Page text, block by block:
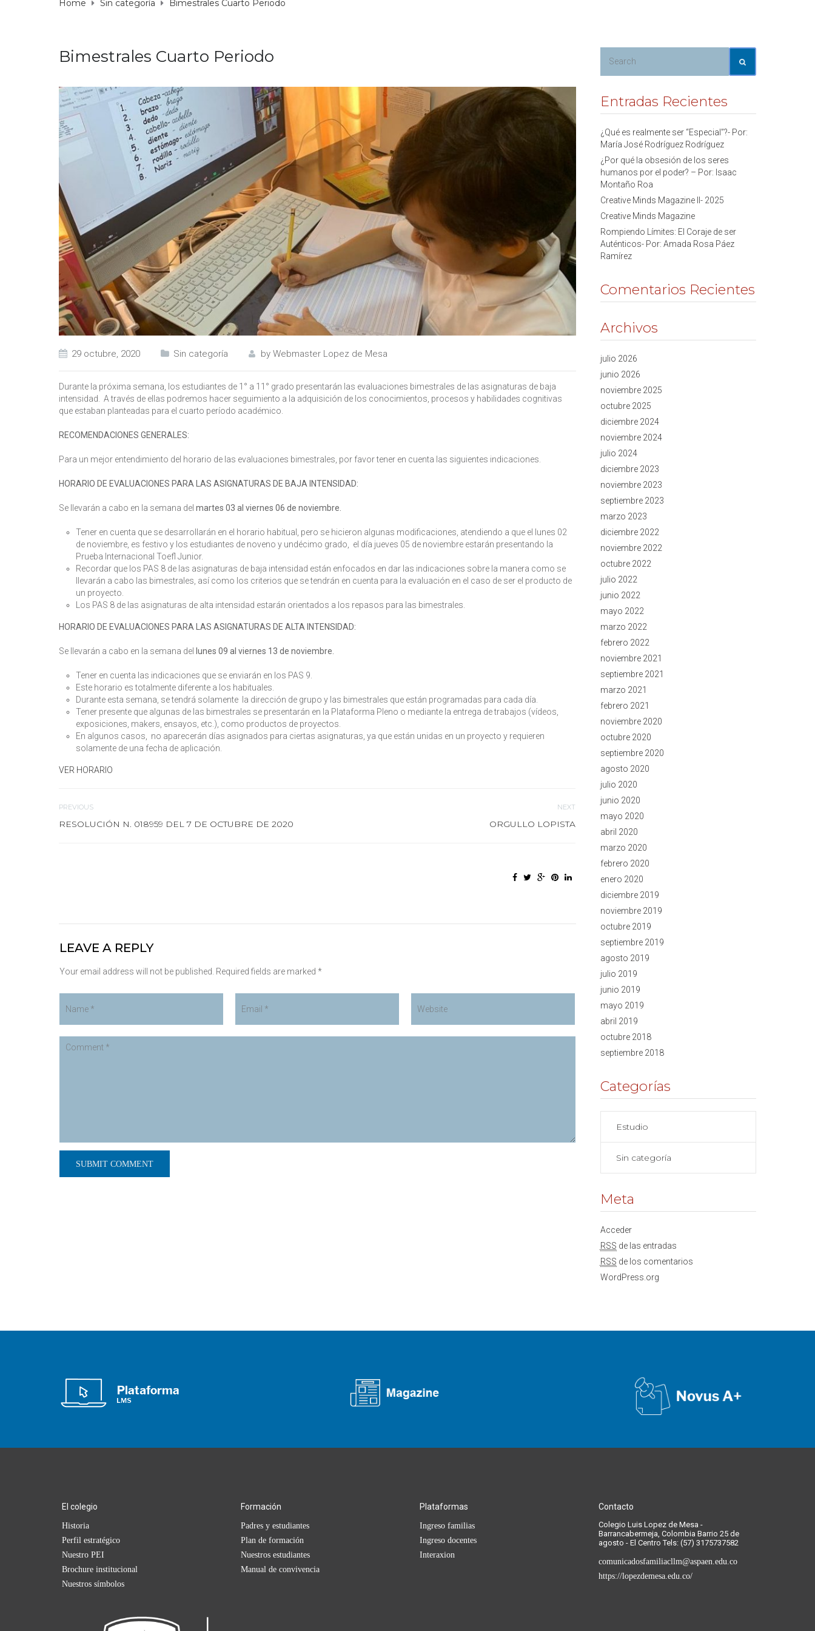
Home Sin categoría Bimestrales Cuarto Periodo
Bimestrales Cuarto Periodo
29 octubre, 2020 Sin categoría by Webmaster Lopez de Mesa
Durante la próxima semana, los estudiantes de 1° a 11° grado presentarán las evaluaciones bimestrales de las asignaturas de baja
intensidad. A través de ellas podremos hacer seguimiento a la adquisición de los conocimientos, procesos y habilidades cognitivas
que estaban planteadas para el cuarto período académico.
RECOMENDACIONES GENERALES:
Para un mejor entendimiento del horario de las evaluaciones bimestrales, por favor tener en cuenta las siguientes indicaciones.
HORARIO DE EVALUACIONES PARA LAS ASIGNATURAS DE BAJA INTENSIDAD:
Se llevarán a cabo en la semana del martes 03 al viernes 06 de noviembre.
Tener en cuenta que se desarrollarán en el horario habitual, pero se hicieron algunas modificaciones, atendiendo a que el lunes 02
de noviembre, es festivo y los estudiantes de noveno y undécimo grado, el día jueves 05 de noviembre estarán presentando la
Prueba Internacional Toefl Junior.
Recordar que los PAS 8 de las asignaturas de baja intensidad están enfocados en dar las indicaciones sobre la manera como se
llevarán a cabo las bimestrales, así como los criterios que se tendrán en cuenta para la evaluación en el caso de ser el producto de
un proyecto.
Los PAS 8 de las asignaturas de alta intensidad estarán orientados a los repasos para las bimestrales.
HORARIO DE EVALUACIONES PARA LAS ASIGNATURAS DE ALTA INTENSIDAD:
Se llevarán a cabo en la semana del lunes 09 al viernes 13 de noviembre.
Tener en cuenta las indicaciones que se enviarán en los PAS 9.
Este horario es totalmente diferente a los habituales.
Durante esta semana, se tendrá solamente la dirección de grupo y las bimestrales que están programadas para cada día.
Tener presente que algunas de las bimestrales se presentarán en la Plataforma Pleno o mediante la entrega de trabajos (vídeos,
exposiciones, makers, ensayos, etc.), como productos de proyectos.
En algunos casos, no aparecerán días asignados para ciertas asignaturas, ya que están unidas en un proyecto y requieren
solamente de una fecha de aplicación.
VER HORARIO
PREVIOUS
RESOLUCIÓN N. 018959 DEL 7 DE OCTUBRE DE 2020
NEXT
ORGULLO LOPISTA
LEAVE A REPLY
Your email address will not be published. Required fields are marked *
Entradas Recientes
¿Qué es realmente ser “Especial”?- Por:
María José Rodríguez Rodríguez
¿Por qué la obsesión de los seres
humanos por el poder? – Por: Isaac
Montaño Roa
Creative Minds Magazine II- 2025
Creative Minds Magazine
Rompiendo Límites: El Coraje de ser
Auténticos- Por: Amada Rosa Páez
Ramírez
Comentarios Recientes
Archivos
julio 2026
junio 2026
noviembre 2025
octubre 2025
diciembre 2024
noviembre 2024
julio 2024
diciembre 2023
noviembre 2023
septiembre 2023
marzo 2023
diciembre 2022
noviembre 2022
octubre 2022
julio 2022
junio 2022
mayo 2022
marzo 2022
febrero 2022
noviembre 2021
septiembre 2021
marzo 2021
febrero 2021
noviembre 2020
octubre 2020
septiembre 2020
agosto 2020
julio 2020
junio 2020
mayo 2020
abril 2020
marzo 2020
febrero 2020
enero 2020
diciembre 2019
noviembre 2019
octubre 2019
septiembre 2019
agosto 2019
julio 2019
junio 2019
mayo 2019
abril 2019
octubre 2018
septiembre 2018
Categorías
Estudio
Sin categoría
Meta
Acceder
RSS de las entradas
RSS de los comentarios
WordPress.org
El colegio
Historia
Perfil estratégico
Nuestro PEI
Brochure institucional
Nuestros símbolos
Formación
Padres y estudiantes
Plan de formación
Nuestros estudiantes
Manual de convivencia
Plataformas
Ingreso familias
Ingreso docentes
Interaxion
Contacto
Colegio Luis Lopez de Mesa -
Barrancabermeja, Colombia Barrio 25 de
agosto - El Centro Tels: (57) 3175737582
comunicadosfamiliacllm@aspaen.edu.co
https://lopezdemesa.edu.co/